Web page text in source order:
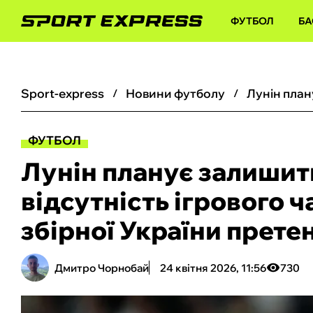
ФУТБОЛ
sport-express новини футболу
ФУТБОЛ
Лунін планує
відсутність ігрового
збірної України
Дмитро Чорнобай 24 квітня 2026, 11:56 730